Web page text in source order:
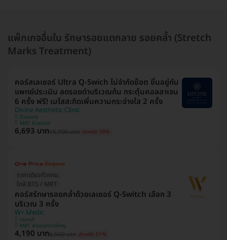
แพ็กเกจอื่นใน รักษารอยแตกลาย รอยคล้ำ (Stretch
Marks Treatment)
คอร์สเลเซอร์ Ultra Q-Swich ไม่จำกัดช็อต ขึ้นอยู่กับ
แพทย์ประเมิน ลดรอยดำบริเวณก้น กระตุ้นคอลลาเจน
6 ครั้ง ฟรี! เมโสสะกิดเพิ่มความกระจ่างใส 2 ครั้ง
Divine Aesthetic Clinic
ห้วยขวาง
MRT ห้วยขวาง
6,693 บาท15,900 บาท ประหยัด 58%
ราคาเดียวทั่วกทม.
ใกล้ BTS / MRT
คอร์สรักษารอยคล้ำด้วยเลเซอร์ Q-Switch เลือก 3
บริเวณ 3 ครั้ง
W+ Medic
นนทบุรี
MRT สามแยกบางใหญ่
4,190 บาท8,500 บาท ประหยัด 51%